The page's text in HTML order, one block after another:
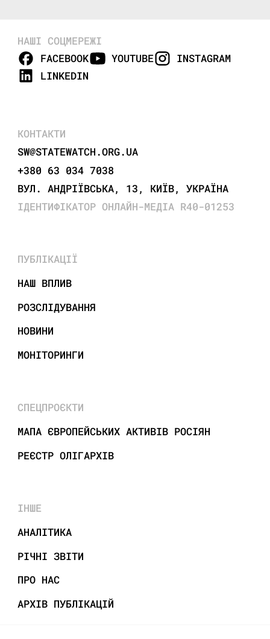
НАШІ СОЦМЕРЕЖІ
FACEBOOK
YOUTUBE
INSTAGRAM
LINKEDIN
КОНТАКТИ
SW@STATEWATCH.ORG.UA
+380 63 034 7038
ВУЛ. АНДРІЇВСЬКА, 13, КИЇВ, УКРАЇНА
ІДЕНТИФІКАТОР ОНЛАЙН-МЕДІА R40-01253
ПУБЛІКАЦІЇ
НАШ ВПЛИВ
РОЗСЛІДУВАННЯ
НОВИНИ
МОНІТОРИНГИ
СПЕЦПРОЄКТИ
МАПА ЄВРОПЕЙСЬКИХ АКТИВІВ РОСІЯН
РЕЄСТР ОЛІГАРХІВ
ІНШЕ
АНАЛІТИКА
РІЧНІ ЗВІТИ
ПРО НАС
АРХІВ ПУБЛІКАЦІЙ